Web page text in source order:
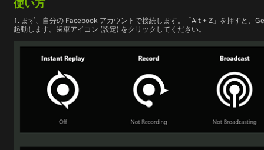
使い方
1. まず、自分の Facebook アカウントで接続します。「Alt + Z」を押すと、
起動します。歯車アイコン (設定) をクリックしてください。